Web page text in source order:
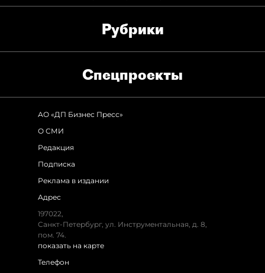
Рубрики
Спец­проекты
АО «ДП Бизнес Пресс»
О СМИ
Редакция
Подписка
Реклама в издании
Адрес
197022,
Санкт-Петербург, ул. Инструментальная, д. 8,
пом. 74.
показать на карте
Телефон